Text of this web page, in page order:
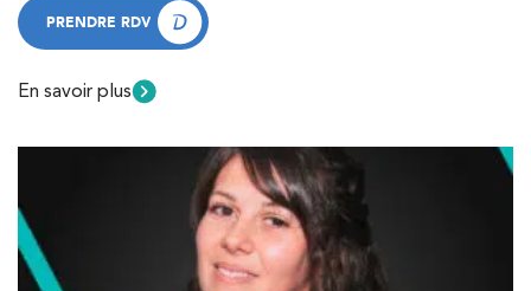
PRENDRE RDV
En savoir plus